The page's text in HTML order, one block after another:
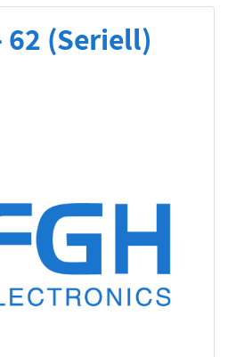
62 (Seriell)